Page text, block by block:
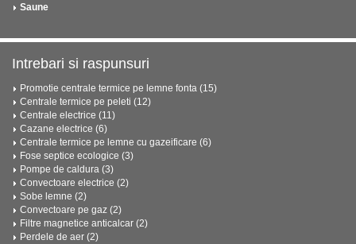
Saune
Intrebari si raspunsuri
Promotie centrale termice pe lemne fonta (15)
Centrale termice pe peleti (12)
Centrale electrice (11)
Cazane electrice (6)
Centrale termice pe lemne cu gazeificare (6)
Fose septice ecologice (3)
Pompe de caldura (3)
Convectoare electrice (2)
Sobe lemne (2)
Convectoare pe gaz (2)
Filtre magnetice anticalcar (2)
Perdele de aer (2)